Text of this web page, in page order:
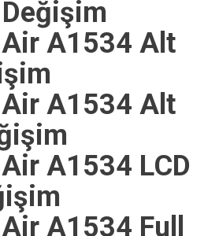
A1534 Alt
A1534 Alt
A1534 LCD
A1534 Full